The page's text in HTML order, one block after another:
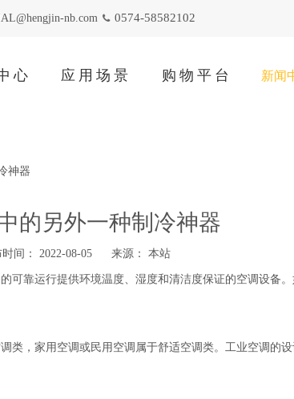
nb.com  0574-58582102
心 应用场景 购物平台 新闻
神器
的另外一种制冷神器
间： 2022-08-05 来源： 本站
可靠运行提供环境温度、湿度和清洁度保证的空调设备
类，家用空调或民用空调属于舒适空调类。工业空调的